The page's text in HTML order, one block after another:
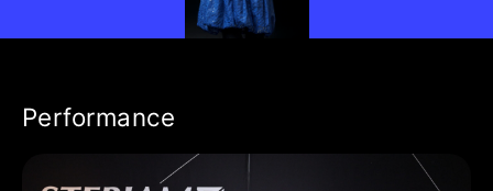
Performance